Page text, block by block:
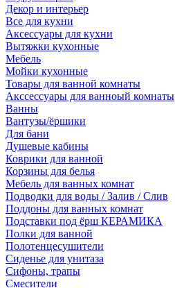
Декор и интерьер
Все для кухни
Аксессуары для кухни
Вытяжки кухонные
Мебель
Мойки кухонные
Товары для ванной комнаты
Акссессуары для ванноый комнаты
Ванны
Вантузы/ёршики
Для бани
Душевые кабины
Коврики для ванной
Корзины для белья
Мебель для ванных комнат
Подводки для воды / Залив / Слив
Поддоны для ванных комнат
Подставки под ёрш КЕРАМИКА
Полки для ванной
Полотенцесушители
Сиденье для унитаза
Сифоны, трапы
Смесители